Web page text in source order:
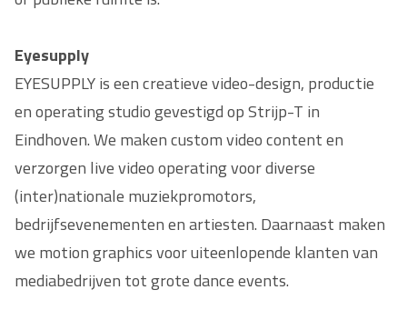
Eyesupply
EYESUPPLY is een creatieve video-design, productie
en operating studio gevestigd op Strijp-T in
Eindhoven. We maken custom video content en
verzorgen live video operating voor diverse
(inter)nationale muziekpromotors,
bedrijfsevenementen en artiesten. Daarnaast maken
we motion graphics voor uiteenlopende klanten van
mediabedrijven tot grote dance events.